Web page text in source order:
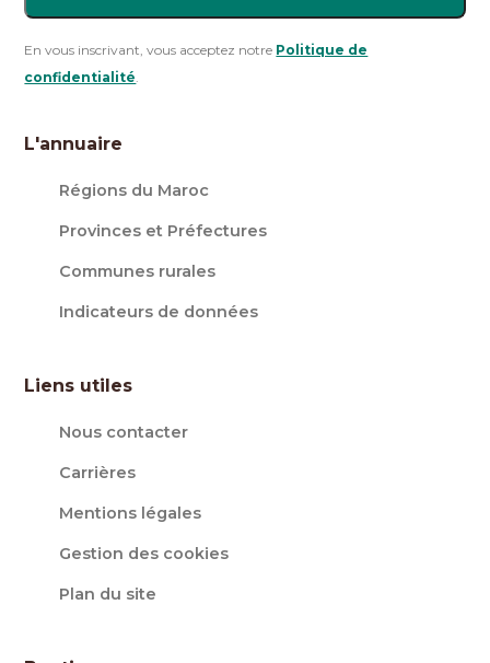
En vous inscrivant, vous acceptez notre Politique de
confidentialité.
L'annuaire
Régions du Maroc
Provinces et Préfectures
Communes rurales
Indicateurs de données
Liens utiles
Nous contacter
Carrières
Mentions légales
Gestion des cookies
Plan du site